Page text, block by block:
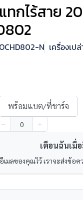
ทกไร้สาย
N เครื่องเปล่
พร้อมแบต/ที่ชาร์จ
เตือนฉันเมื่
เมลของคุณไว้ เราจะส่งข้อ